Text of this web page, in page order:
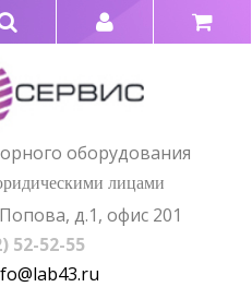
оборудования
лицами
д.1, офис 201
52-52-55